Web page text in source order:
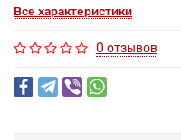
Все характеристики
0 отзывов